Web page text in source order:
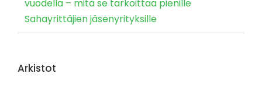
vuodella – mitä se tarkoittaa pienille
Sahayrittäjien jäsenyrityksille
Arkistot